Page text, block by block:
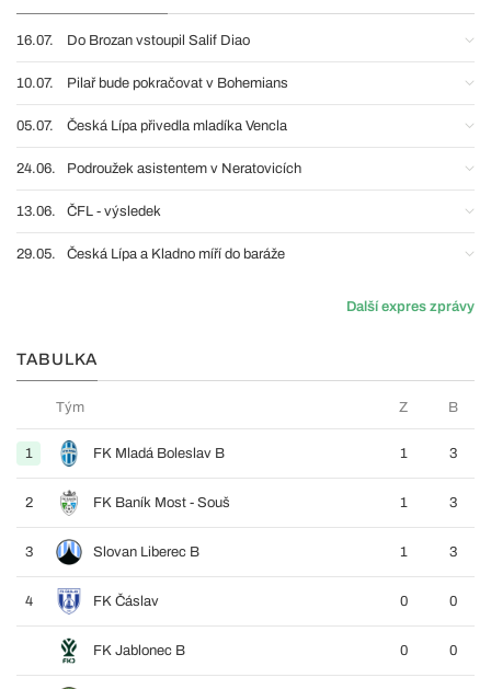
16.07. Do Brozan vstoupil Salif Diao
10.07. Pilař bude pokračovat v Bohemians
05.07. Česká Lípa přivedla mladíka Vencla
24.06. Podroužek asistentem v Neratovicích
13.06. ČFL - výsledek
29.05. Česká Lípa a Kladno míří do baráže
Další expres zprávy
TABULKA
Tým Z B
1 FK Mladá Boleslav B 1 3
2 FK Baník Most - Souš 1 3
3 Slovan Liberec B 1 3
4 FK Čáslav 0 0
FK Jablonec B 0 0